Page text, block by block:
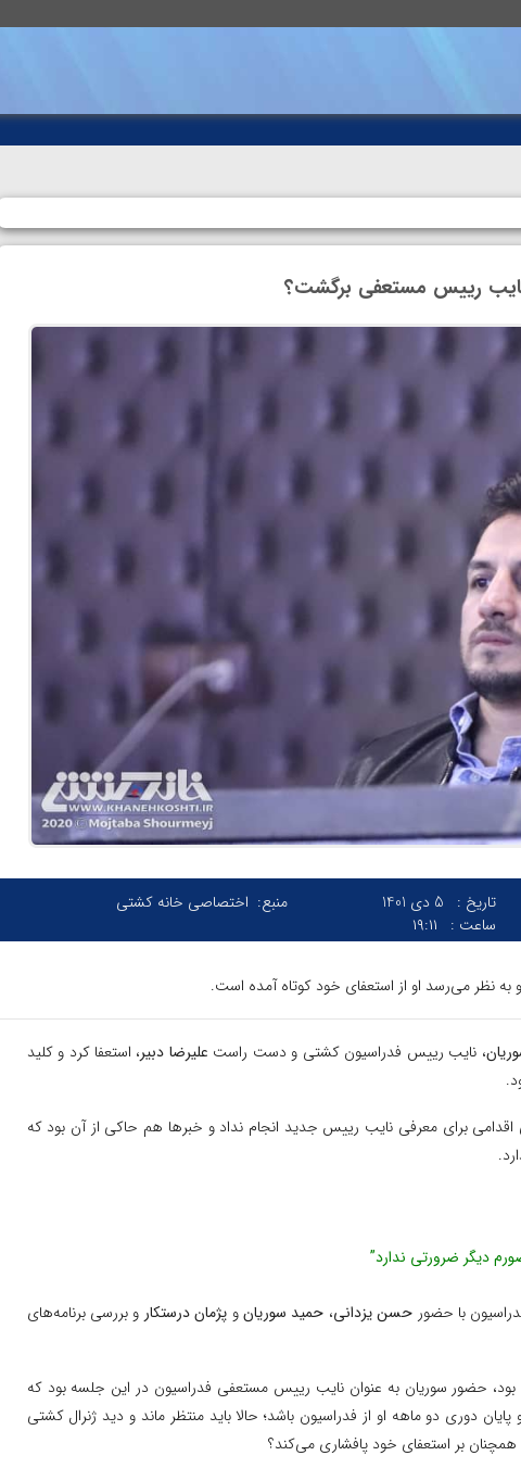
رییس مستعفی برگشت؟
تاریخ :
5 دی 1401
ساعت :
۱۹:۱۱
منبع: اختصاصی خانه کشتی
نظر می‌رسد او از استعفای خود کوتاه آمده است.
، نایب رییس فدراسیون کشتی و دست راست علیرضا دبیر، استعفا کرد و کلید
کشتی اقدامی برای معرفی نایب رییس جدید انجام نداد و خبرها هم حاکی از آن بود که
دیگر ضرورتی ندارد”
با حضور حسن یزدانی، حمید سوریانو پژمان درستکار و بررسی برنامه‌های
بود، حضور سوریان به عنوان نایب رییس مستعفی فدراسیون در این جلسه بود که
دوری دو ماهه او از فدراسیون باشد؛ حالا باید منتظر ماند و دید ژنرال کشتی
بر استعفای خود پافشاری می‌کند؟
آمویان از
ویدیو؛ صعود حسن یزدانی به فینال المپیک با برتری مقابل